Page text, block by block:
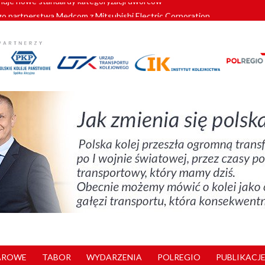
znów szuka dostawcy nowych EZT
kolejowych w północnej Wielkopolsce. Łatwiejsze dojazdy do pracy i
nowe standardy kategoryzacji dworców
TABOR WYDARZENIA POLREGIO